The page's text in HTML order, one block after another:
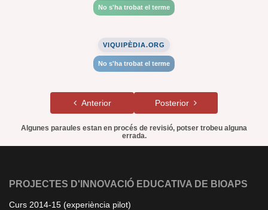
No s'ha trobat el terme
VIQUIPÈDIA.ORG
No s'ha trobat el terme
Anterior Posterior
Algunes paraules estan en procés de revisió, potser trobeu alguna
errada.
PROJECTES D'INNOVACIÓ EDUCATIVA DE BIOAPS
Curs 2014-15 (experiència pilot)